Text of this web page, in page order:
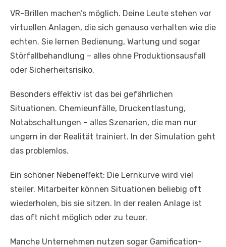
VR-Brillen machen’s möglich. Deine Leute stehen vor
virtuellen Anlagen, die sich genauso verhalten wie die
echten. Sie lernen Bedienung, Wartung und sogar
Störfallbehandlung – alles ohne Produktionsausfall
oder Sicherheitsrisiko.
Besonders effektiv ist das bei gefährlichen
Situationen. Chemieunfälle, Druckentlastung,
Notabschaltungen – alles Szenarien, die man nur
ungern in der Realität trainiert. In der Simulation geht
das problemlos.
Ein schöner Nebeneffekt: Die Lernkurve wird viel
steiler. Mitarbeiter können Situationen beliebig oft
wiederholen, bis sie sitzen. In der realen Anlage ist
das oft nicht möglich oder zu teuer.
Manche Unternehmen nutzen sogar Gamification-